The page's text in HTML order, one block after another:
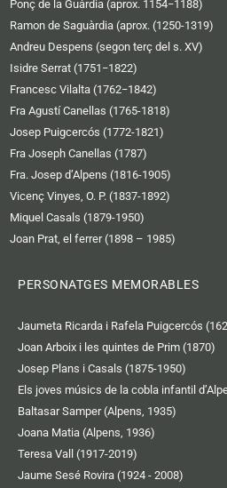
b
e
r
Ponç de la Guàrdia (aprox. 1154−1188)
Ramon de Saguàrdia (aprox. (1250-1319)
Andreu Despens (segon terç del s. XV)
Isidre Serrat (1751−1822)
Francesc Vilalta (1762−1842)
Fra Agustí Canellas (1765-1818)
Josep Puigcercós (1772-1821)
Fra Joseph Canellas (1787)
Fra. Josep d’Alpens (1816-1905)
Vicenç Vinyes, O. P. (1837-1892)
Miquel Casals (1879-1950)
Joan Prat, el ferrer (1898 – 1985)
PERSONATGES MEMORABLES
Jaumeta Ricarda i Rafela Puigcercós
Joan Arboix i les quintes de Prim (1870)
Josep Plans i Casals (1875-1950)
Els joves músics de la cobla infantil
Baltasar Samper (Alpens, 1935)
Joana Matia (Alpens, 1936)
Teresa Vall (1917-2019)
Jaume Sesé Rovira (1924 - 2008)